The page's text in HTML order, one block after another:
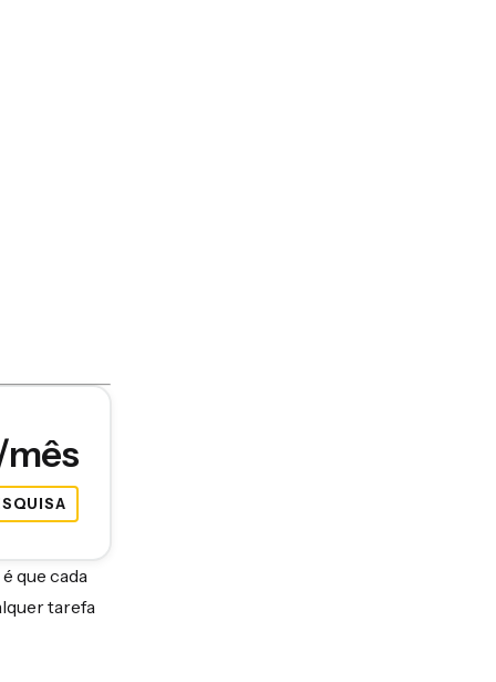
mês
que cada
tarefa